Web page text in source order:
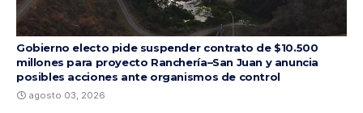
Gobierno electo pide suspender contrato de $10.500
millones para proyecto Ranchería–San Juan y anuncia
posibles acciones ante organismos de control
agosto 03, 2026